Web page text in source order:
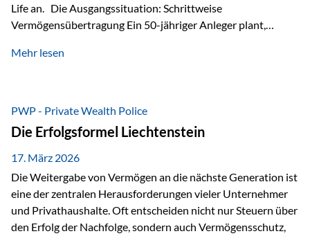
Life an. Die Ausgangssituation: Schrittweise
Vermögensübertragung Ein 50-jähriger Anleger plant,
der steuerliche Freibetrag optimal genutzt werden, sondern
strukturierte, langfristige Vermögensübertragung, ohne die
Kontrolle vollständig aus der Hand zu geben. Die Lösung:
Abschmelzung mit Vetorecht Die Umsetzung erfolgt über die
Private Wealth Police…
Mehr lesen
PWP - Private Wealth Police
Die Erfolgsformel Liechtenstein
17. März 2026
Die Weitergabe von Vermögen an die nächste Generation ist
eine der zentralen Herausforderungen vieler Unternehmer
und Privathaushalte. Oft entscheiden nicht nur Steuern über
den Erfolg der Nachfolge, sondern auch Vermögensschutz,